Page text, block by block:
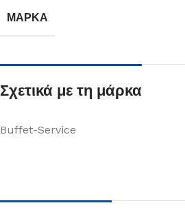
ΜΆΡΚΑ
Σχετικά με τη μάρκα
Buffet-Service